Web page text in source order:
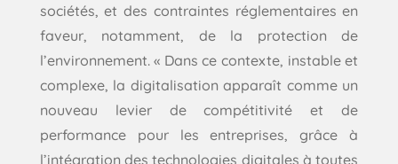
sociétés, et des contraintes réglementaires en
faveur, notamment, de la protection de
l’environnement. « Dans ce contexte, instable et
complexe, la digitalisation apparaît comme un
nouveau levier de compétitivité et de
performance pour les entreprises, grâce à
l’intégration des technologies digitales à toutes